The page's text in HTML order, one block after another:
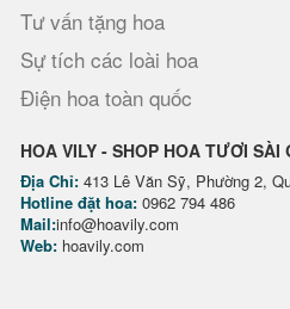
Tư vấn tặng hoa
Sự tích các loài hoa
Điện hoa toàn quốc
HOA VILY - SHOP HOA TƯƠI SÀI
Địa Chỉ: 413 Lê Văn Sỹ, Phường 2,
Hotline đặt hoa: 0962 794 486
Mail:info@hoavily.com
Web: hoavily.com